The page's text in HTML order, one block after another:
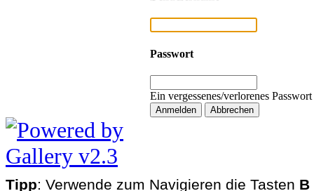
Passwort
Ein vergessenes/verlorenes
Tipp: Verwende zum Navigieren die Tasten B